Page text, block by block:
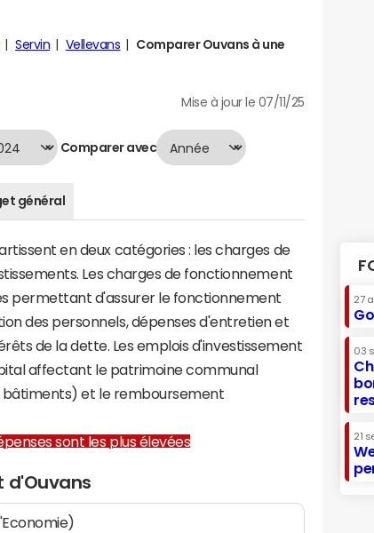
Servin Vellevans
Comparer Ouvans à une
Mise à jour le 07/11/25
Comparer avec
général
en deux catégories : les charges de
Les charges de fonctionnement
permettant d'assurer le fonctionnement
des personnels, dépenses d'entretien et
de la dette. Les emplois d'investissement
affectant le patrimoine communal
bâtiments) et le remboursement
sont les plus élevées
d'Ouvans
27
03
21